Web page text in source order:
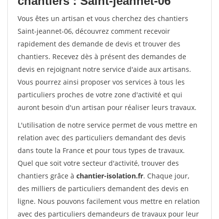
Vous êtes un artisan et vous cherchez des chantiers
Saint-jeannet-06, découvrez comment recevoir
rapidement des demande de devis et trouver des
chantiers. Recevez dès à présent des demandes de
devis en rejoignant notre service d'aide aux artisans.
Vous pourrez ainsi proposer vos services à tous les
particuliers proches de votre zone d'activité et qui
auront besoin d'un artisan pour réaliser leurs travaux.
L'utilisation de notre service permet de vous mettre en
relation avec des particuliers demandant des devis
dans toute la France et pour tous types de travaux.
Quel que soit votre secteur d'activité, trouver des
chantiers grâce à chantier-isolation.fr. Chaque jour,
des milliers de particuliers demandent des devis en
ligne. Nous pouvons facilement vous mettre en relation
avec des particuliers demandeurs de travaux pour leur